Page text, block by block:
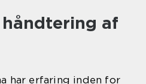
af
har erfaring inden for